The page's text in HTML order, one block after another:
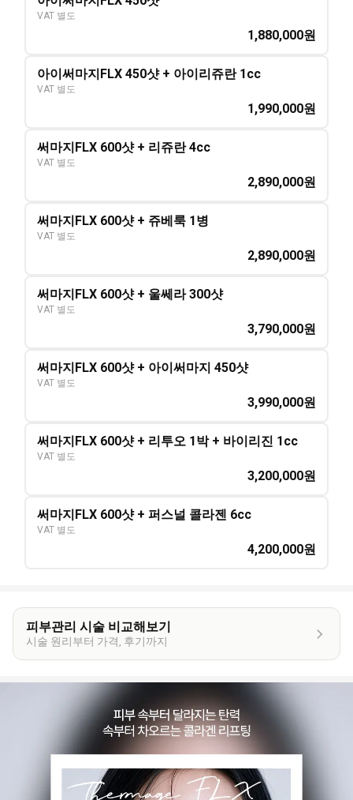
VAT 별도
1,880,000원
아이써마지FLX 450샷 + 아이리쥬란 1cc
VAT 별도
1,990,000원
써마지FLX 600샷 + 리쥬란 4cc
VAT 별도
2,890,000원
써마지FLX 600샷 + 쥬베룩 1병
VAT 별도
2,890,000원
써마지FLX 600샷 + 울쎄라 300샷
VAT 별도
3,790,000원
써마지FLX 600샷 + 아이써마지 450샷
VAT 별도
3,990,000원
써마지FLX 600샷 + 리투오 1박 + 바이리진 1cc
VAT 별도
3,200,000원
써마지FLX 600샷 + 퍼스널 콜라젠 6cc
VAT 별도
4,200,000원
피부관리 시술 비교해보기
시술 원리부터 가격, 후기까지